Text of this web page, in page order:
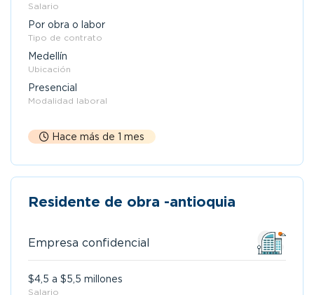
Salario
Por obra o labor
Tipo de contrato
Medellín
Ubicación
Presencial
Modalidad laboral
Hace más de 1 mes
Residente de obra -antioquia
Empresa confidencial
$4,5 a $5,5 millones
Salario